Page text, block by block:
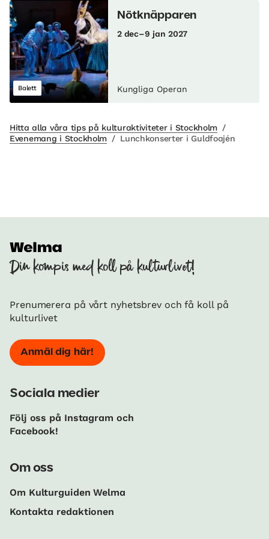
Balett
Nötknäpparen
2 dec–9 jan 2027
Kungliga Operan
Hitta alla våra tips på kulturaktiviteter i Stockholm /
Evenemang i Stockholm / Lunchkonserter i Guldfoajén
Din kompis med koll på kulturlivet!
Prenumerera på vårt nyhetsbrev och få koll på
kulturlivet
Anmäl dig här!
Sociala medier
Följ oss på Instagram och
Facebook!
Om oss
Om Kulturguiden Welma
Kontakta redaktionen